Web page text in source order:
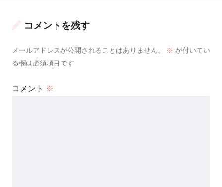
コメントを残す
メールアドレスが公開されることはありません。 ※ が付いてい
る欄は必須項目です
コメント ※